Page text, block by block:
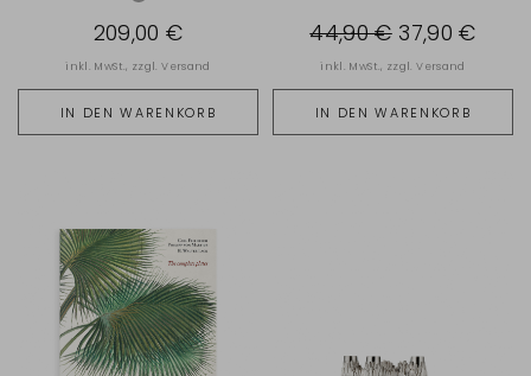
IN DEN WARENKORB
209,00 €
inkl. MwSt., zzgl.Versand
IN DEN WARENKORB
44,90 € 37,90 €
inkl. MwSt., zzgl.Versand